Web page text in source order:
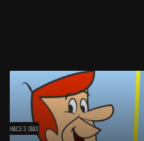
HACE 3 DÍAS